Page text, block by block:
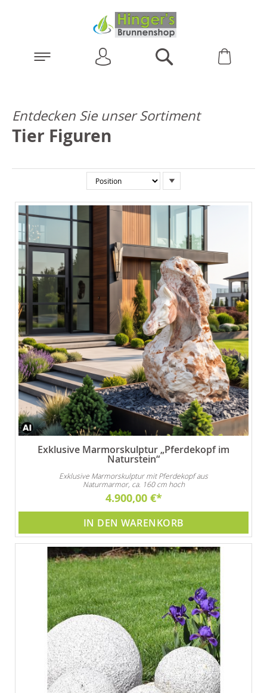
Entdecken Sie unser Sortiment
Tier Figuren
absteigender
Reihenfolge
Exklusive Marmorskulptur „Pferdekopf im
Naturstein“
Exklusive Marmorskulptur mit Pferdekopf aus
Naturmarmor, ca. 160 cm hoch
4.900,00 €
IN DEN WARENKORB